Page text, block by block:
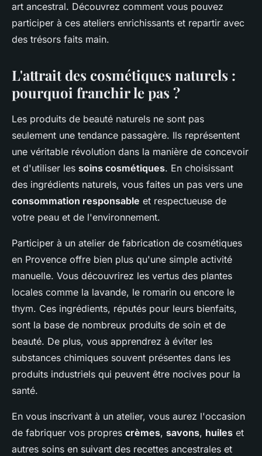
art ancestral. Découvrez comment vous pouvez
participer à ces ateliers enrichissants et repartir avec
des trésors faits main.
L'attrait des cosmétiques naturels :
pourquoi franchir le pas ?
Les produits de beauté naturels ne sont pas
seulement une tendance passagère. Ils représentent
une véritable révolution dans la manière de concevoir
et d'utiliser les soins cosmétiques. En choisissant
des ingrédients naturels, vous faites un pas vers une
consommation responsable et respectueuse de
votre peau et de l'environnement.
Participer à un atelier de fabrication de cosmétiques
en Provence offre bien plus qu'une simple activité
manuelle. Vous découvrirez les vertus des plantes
locales comme la lavande, le romarin ou encore le
thym. Ces ingrédients, réputés pour leurs bienfaits,
sont la base de nombreux produits de soin et de
beauté. De plus, vous apprendrez à éviter les
substances chimiques souvent présentes dans les
produits industriels qui peuvent être nocives pour la
santé.
En vous inscrivant à un atelier, vous aurez l'occasion
de fabriquer vos propres crèmes, savons, huiles et
autres soins en suivant des recettes ancestrales et